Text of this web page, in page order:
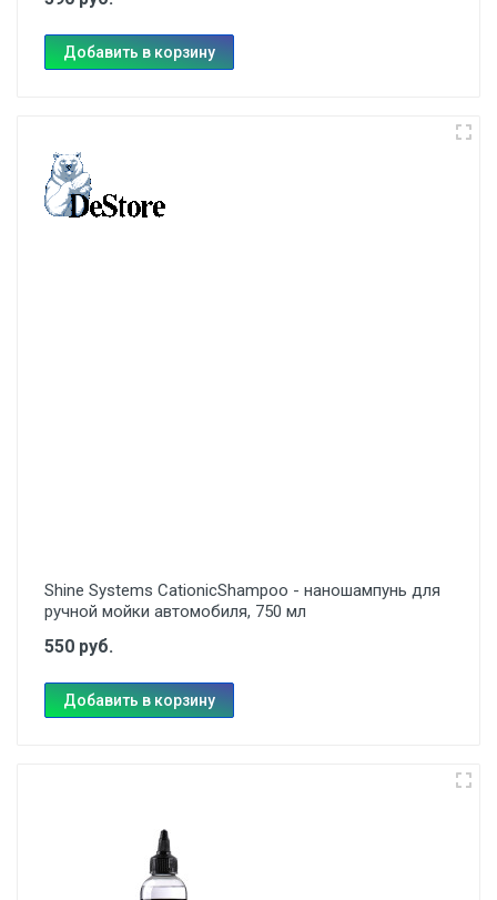
Добавить в корзину
Shine Systems CationicShampoo - наношампунь для
ручной мойки автомобиля, 750 мл
550 руб.
Добавить в корзину